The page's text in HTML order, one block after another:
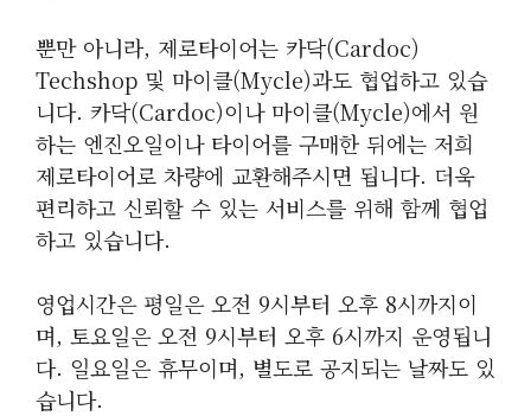
뿐만 아니라, 제로타이어는 카닥(cardoc)
Techshop 및 마이클(Mycle)과도 협업하고 있습
니다. 카닥(cardoc)이나 마이클(Mycle)에서 원
하는 엔진오일이나 타이어를 구매한 뒤에는 저희
제로타이어로 차량에 교환해주시면 됩니다. 더욱
편리하고 신뢰할 수 있는 서비스를 위해 함께 협업
하고 있습니다.
영업시간은 평일은 오전 9시부터 오후 8시까지이
며, 토요일은 오전 9시부터 오후 6시까지 운영됩니
다. 일요일은 휴무이며, 별도로 공지되는 날짜도 있
습니다.